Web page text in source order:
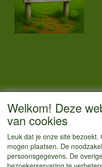
Vestigingsadres:
Hoofdweg 36
1433 JW Kudelstaart
Welkom! Deze
van cookies
Leuk dat je onze site
mogen plaatsen. De
persoonsgegevens. De